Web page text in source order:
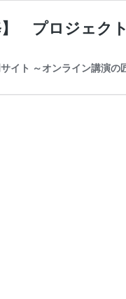
】 プロジェク
イト ～オンライン講演の